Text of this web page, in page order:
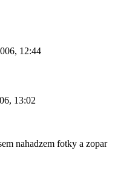
12:44
13:02
nahadzem fotky a zopar